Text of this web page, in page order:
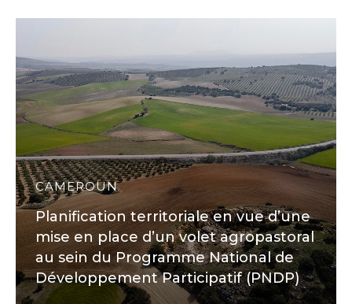
CAMEROUN
Planification territoriale en vue d’une
mise en place d’un volet agropastoral
au sein du Programme National de
Développement Participatif (PNDP)